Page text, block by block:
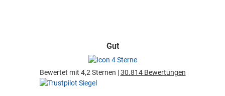
Gut
Bewertet mit 4,2 Sternen |30.814 Bewertungen